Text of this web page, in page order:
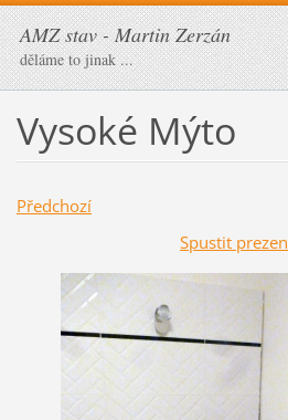
AMZ stav - Martin Zerzán
děláme to jinak ...
Vysoké Mýto
Předchozí
Spustit